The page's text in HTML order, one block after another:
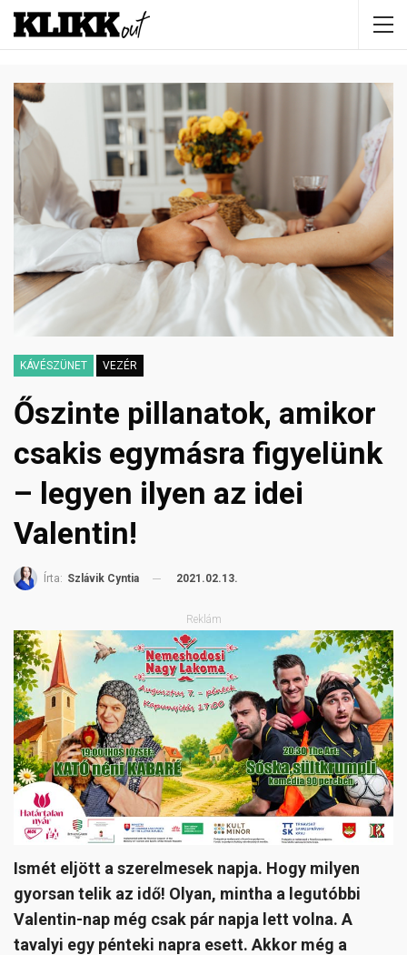
KÁVÉSZÜNET VEZÉR
Őszinte pillanatok, amikor
csakis egymásra figyelünk
– legyen ilyen az idei
Valentin!
Írta: Szlávik Cyntia 2021.02.13.
Reklám
Ismét eljött a szerelmesek napja. Hogy milyen
gyorsan telik az idő! Olyan, mintha a legutóbbi
Valentin-nap még csak pár napja lett volna. A
tavalyi egy pénteki napra esett. Akkor még a